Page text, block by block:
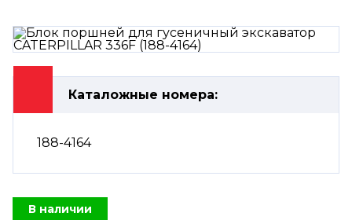
Каталожные номера:
188-4164
В наличии